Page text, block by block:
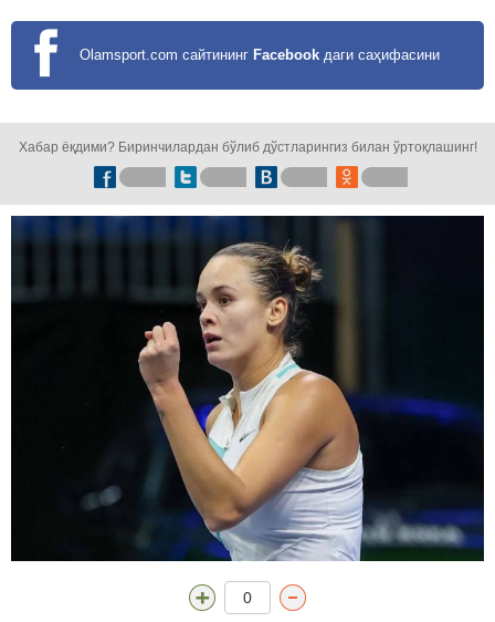
Olamsport.com сайтининг Facebook даги саҳифасини
Хабар ёқдими? Биринчилардан бўлиб дўстларингиз билан ўртоқлашинг!
0